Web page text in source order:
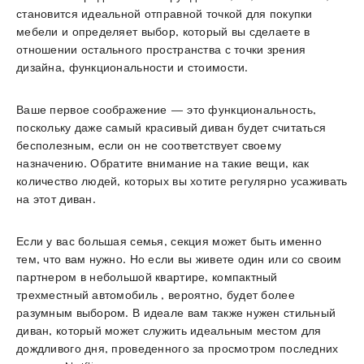
становится идеальной отправной точкой для покупки
мебели и определяет выбор, который вы сделаете в
отношении остального пространства с точки зрения
дизайна, функциональности и стоимости.
Ваше первое соображение — это функциональность,
поскольку даже самый красивый диван будет считаться
бесполезным, если он не соответствует своему
назначению. Обратите внимание на такие вещи, как
количество людей, которых вы хотите регулярно усаживать
на этот диван.
Если у вас большая семья, секция может быть именно
тем, что вам нужно. Но если вы живете один или со своим
партнером в небольшой квартире, компактный
трехместный автомобиль , вероятно, будет более
разумным выбором. В идеале вам также нужен стильный
диван, который может служить идеальным местом для
дождливого дня, проведенного за просмотром последних